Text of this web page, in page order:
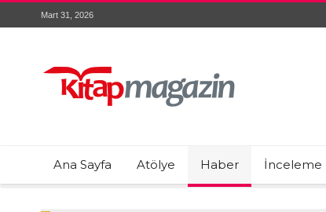
Mart 31, 2026
Ana Sayfa Atölye Haber İnceleme